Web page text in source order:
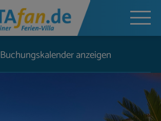
Buchungskalender anzeigen